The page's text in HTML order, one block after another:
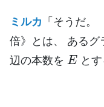
ミルカ 「そうだ
倍》とは、 あるグ
辺の本数を
E
とす